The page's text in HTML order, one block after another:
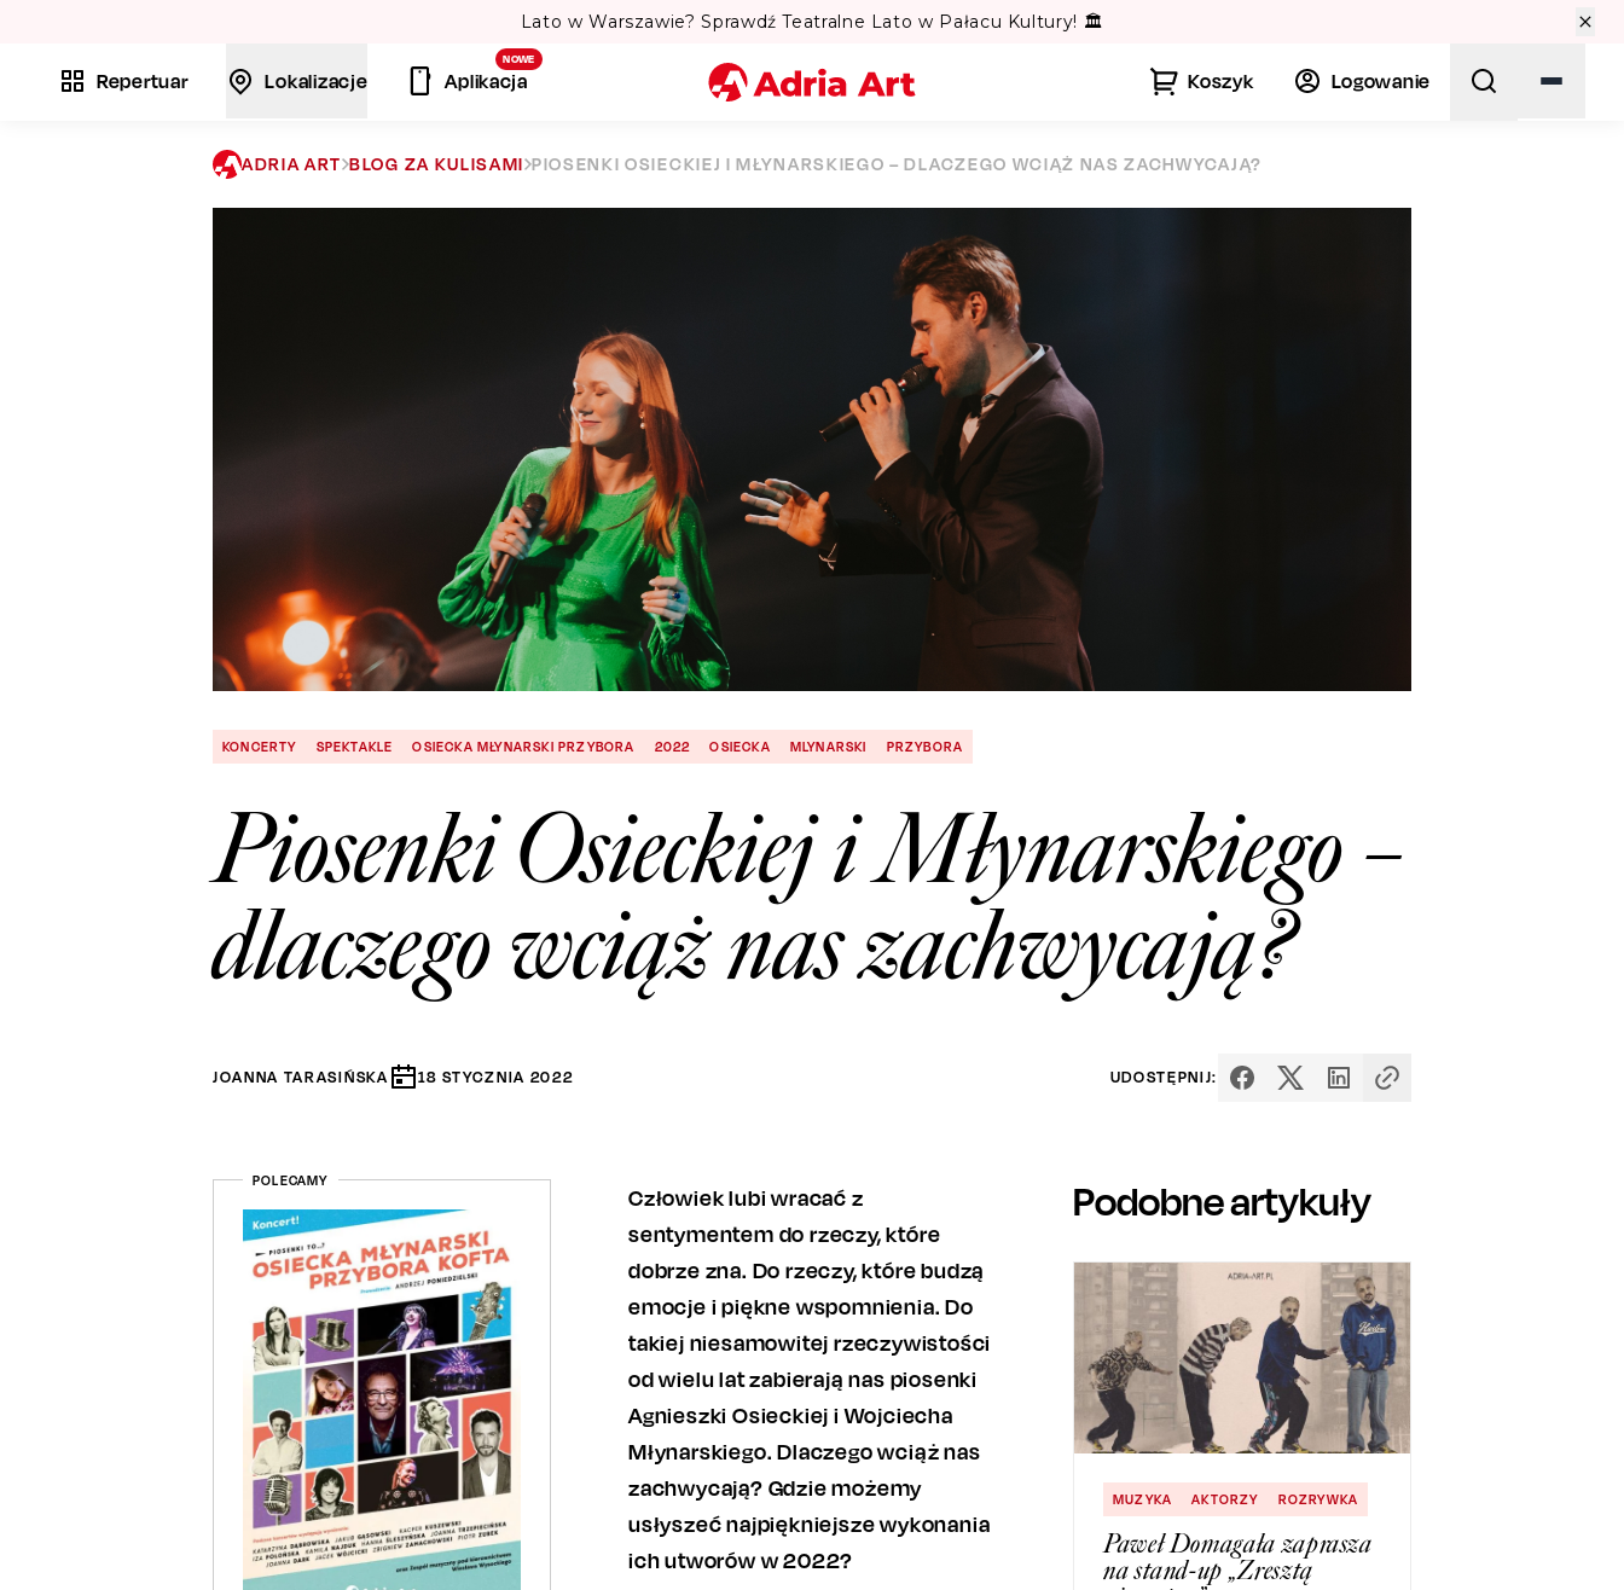
Lato w Warszawie? Sprawdź Teatralne Lato w Pałacu Kultury! 🏛️
Repertuar Lokalizacje
NOWE
Aplikacja Koszyk Logowanie
Miasto
Kategoria
ADRIA ART BLOG ZA KULISAMI PIOSENKI OSIECKIEJ I MŁYNARSKIEGO – DLACZEGO WCIĄŻ NAS ZACHWYCAJĄ?
KONCERTY SPEKTAKLE OSIECKA MŁYNARSKI PRZYBORA 2022 OSIECKA MLYNARSKI PRZYBORA
Piosenki Osieckiej i Młynarskiego –
dlaczego wciąż nas zachwycają?
JOANNA TARASIŃSKA 18 STYCZNIA 2022 UDOSTĘPNIJ:
POLECAMY
Człowiek lubi wracać z
sentymentem do rzeczy, które
dobrze zna. Do rzeczy, które budzą
emocje i piękne wspomnienia. Do
takiej niesamowitej rzeczywistości
od wielu lat zabierają nas piosenki
Agnieszki Osieckiej i Wojciecha
Młynarskiego. Dlaczego wciąż nas
zachwycają? Gdzie możemy
usłyszeć najpiękniejsze wykonania
ich utworów w 2022?
Podobne artykuły
MUZYKA AKTORZY ROZRYWKA
Paweł Domagała zaprasza
na stand-up „Zresztą